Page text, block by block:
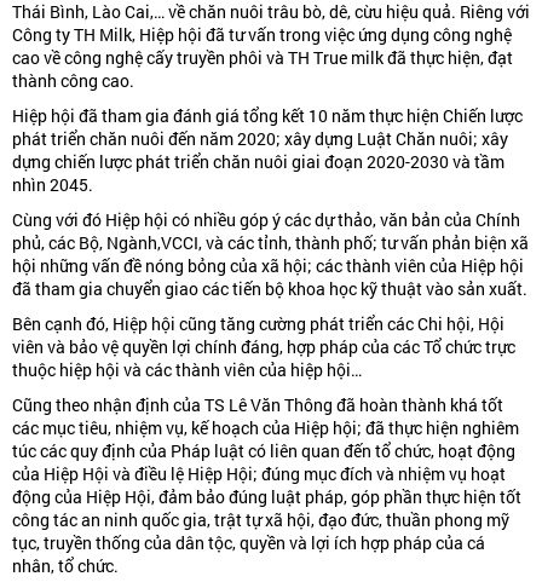
Thái Bình, Lào Cai,… về chăn nuôi trâu bò, dê, cừu hiệu quả. Riêng với
Công ty TH Milk, Hiệp hội đã tư vấn trong việc ứng dụng công nghệ
cao về công nghệ cấy truyền phôi và TH True milk đã thực hiện, đạt
thành công cao.
Hiệp hội đã tham gia đánh giá tổng kết 10 năm thực hiện Chiến lược
phát triển chăn nuôi đến năm 2020; xây dựng Luật Chăn nuôi; xây
dựng chiến lược phát triển chăn nuôi giai đoạn 2020-2030 và tầm
nhìn 2045.
Cùng với đó Hiệp hội có nhiều góp ý các dự thảo, văn bản của Chính
phủ, các Bộ, Ngành,VCCI, và các tỉnh, thành phố; tư vấn phản biện xã
hội những vấn đề nóng bỏng của xã hội; các thành viên của Hiệp hội
đã tham gia chuyển giao các tiến bộ khoa học kỹ thuật vào sản xuất.
Bên cạnh đó, Hiệp hội cũng tăng cường phát triển các Chi hội, Hội
viên và bảo vệ quyền lợi chính đáng, hợp pháp của các Tổ chức trực
thuộc hiệp hội và các thành viên của hiệp hội…
Cũng theo nhận định của TS Lê Văn Thông đã hoàn thành khá tốt
các mục tiêu, nhiệm vụ, kế hoạch của Hiệp hội; đã thực hiện nghiêm
túc các quy định của Pháp luật có liên quan đến tổ chức, hoạt động
của Hiệp Hội và điều lệ Hiệp Hội; đúng mục đích và nhiệm vụ hoạt
động của Hiệp Hội, đảm bảo đúng luật pháp, góp phần thực hiện tốt
công tác an ninh quốc gia, trật tự xã hội, đạo đức, thuần phong mỹ
tục, truyền thống của dân tộc, quyền và lợi ích hợp pháp của cá
nhân, tổ chức.